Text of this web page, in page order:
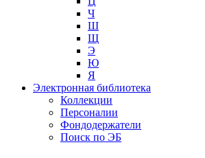
Ч
Ш
Щ
Э
Ю
Я
Электронная библиотека
Коллекции
Персоналии
Фондодержатели
Поиск по ЭБ